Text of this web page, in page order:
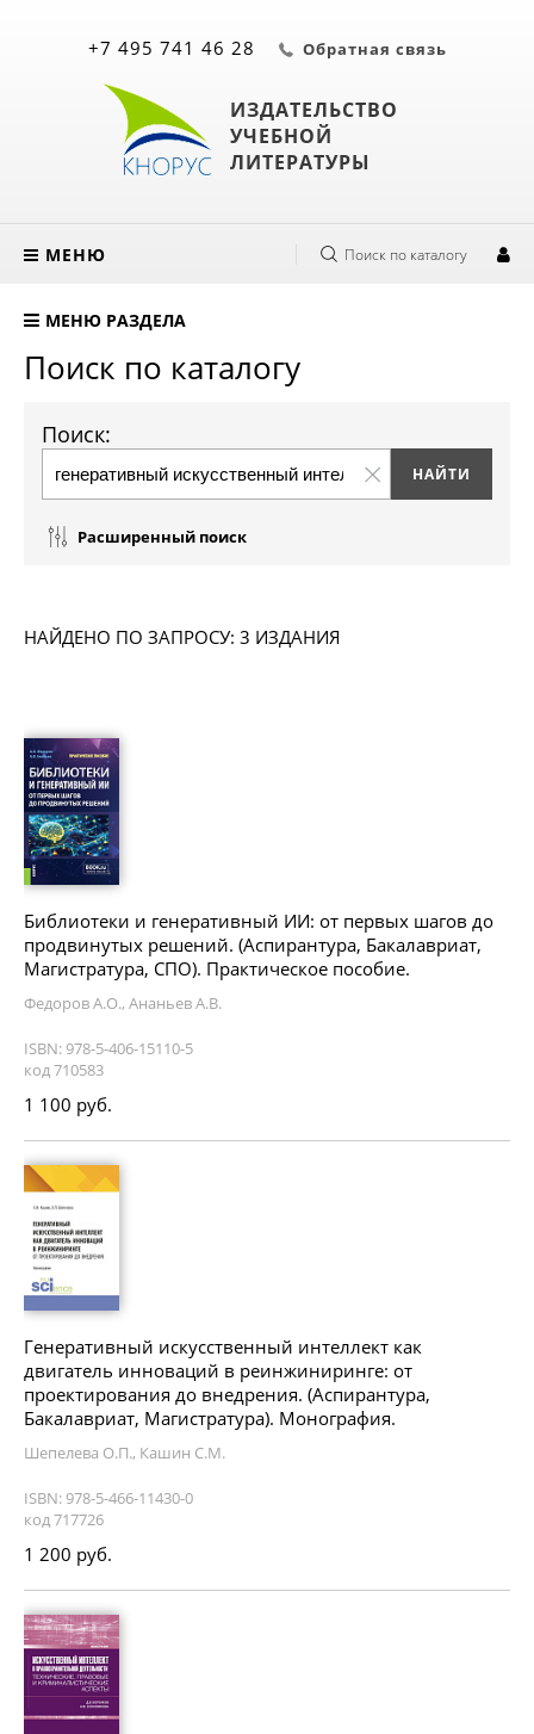
ИЗДАТЕЛЬСТВО
УЧЕБНОЙ
ЛИТЕРАТУРЫ
+7 495 741 46 28 Обратная связь
МЕНЮ Поиск по каталогу
МЕНЮ РАЗДЕЛА
Поиск по каталогу
Поиск:
Расширенный поиск
НАЙДЕНО ПО ЗАПРОСУ: 3 ИЗДАНИЯ
Библиотеки и генеративный ИИ: от первых шагов до
продвинутых решений. (Аспирантура, Бакалавриат,
Магистратура, СПО). Практическое пособие.
Федоров А.О., Ананьев А.В.
ISBN: 978-5-406-15110-5
код 710583
1 100 руб.
Генеративный искусственный интеллект как
двигатель инноваций в реинжиниринге: от
проектирования до внедрения. (Аспирантура,
Бакалавриат, Магистратура). Монография.
Шепелева О.П., Кашин С.М.
ISBN: 978-5-466-11430-0
код 717726
1 200 руб.